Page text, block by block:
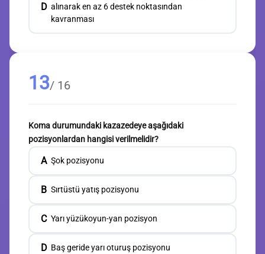
D alınarak en az 6 destek noktasından
kavranması
13/ 16
Koma durumundaki kazazedeye aşağıdaki
pozisyonlardan hangisi verilmelidir?
A Şok pozisyonu
B Sırtüstü yatış pozisyonu
C Yarı yüzükoyun-yan pozisyon
D Baş geride yarı oturuş pozisyonu